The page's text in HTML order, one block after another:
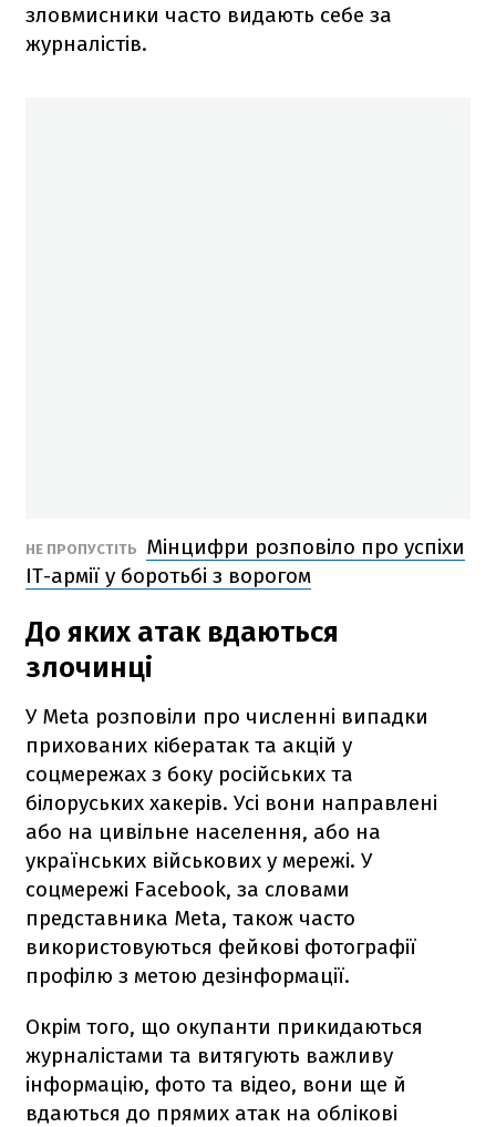
зловмисники часто видають себе за
журналістів.
НЕ ПРОПУСТІТЬ
Мінцифри розповіло про успіхи
ІТ-армії у боротьбі з ворогом
До яких атак вдаються
злочинці
У Meta розповіли про численні випадки
прихованих кібератак та акцій у
соцмережах з боку російських та
білоруських хакерів. Усі вони направлені
або на цивільне населення, або на
українських військових у мережі. У
соцмережі Facebook, за словами
представника Meta, також часто
використовуються фейкові фотографії
профілю з метою дезінформації.
Окрім того, що окупанти прикидаються
журналістами та витягують важливу
інформацію, фото та відео, вони ще й
вдаються до прямих атак на облікові